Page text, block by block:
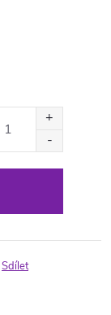
Sdílet